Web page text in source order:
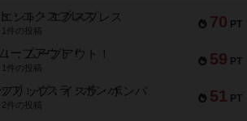
70 PT
ント・エクスプレス
1件の投稿
59 PT
：ムーブアウト！
1件の投稿
51 PT
リップ：イスラ・ボンバ
2件の投稿